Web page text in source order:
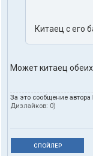
Китаец с его
Может китаец
За это сообщение автора
Дизлайков: 0)
СПОЙЛЕР